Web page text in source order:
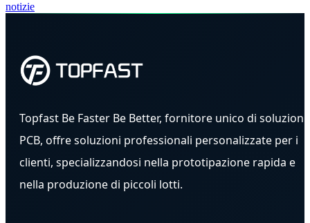
notizie
Topfast Be Faster Be Better, fornitore unico di soluzioni
PCB, offre soluzioni professionali personalizzate per i
clienti, specializzandosi nella prototipazione rapida e
nella produzione di piccoli lotti.